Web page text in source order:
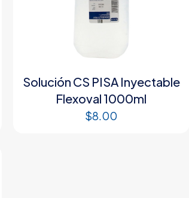
Solución CS PISA Inyectable
Flexoval 1000ml
$8.00